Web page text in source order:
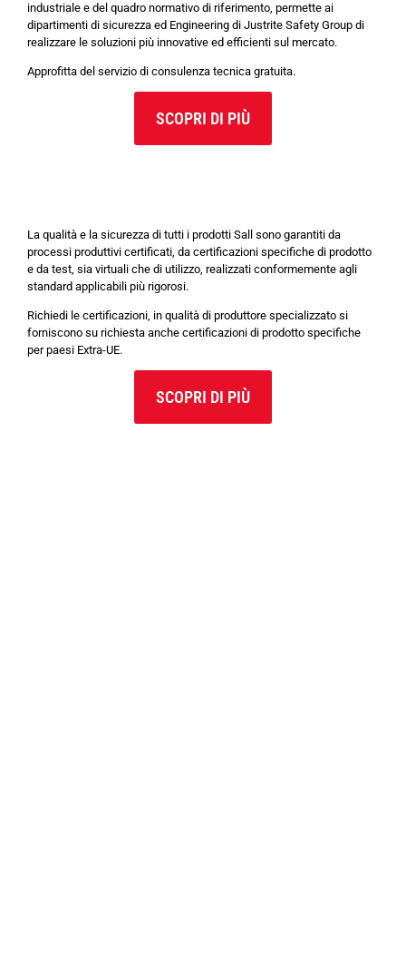
industriale e del quadro normativo di riferimento, permette ai
dipartimenti di sicurezza ed Engineering di Justrite Safety Group di
realizzare le soluzioni più innovative ed efficienti sul mercato.
Approfitta del servizio di consulenza tecnica gratuita.
SCOPRI DI PIÙ
La qualità e la sicurezza di tutti i prodotti Sall sono garantiti da
processi produttivi certificati, da certificazioni specifiche di prodotto
e da test, sia virtuali che di utilizzo, realizzati conformemente agli
standard applicabili più rigorosi.
Richiedi le certificazioni, in qualità di produttore specializzato si
forniscono su richiesta anche certificazioni di prodotto specifiche
per paesi Extra-UE.
SCOPRI DI PIÙ